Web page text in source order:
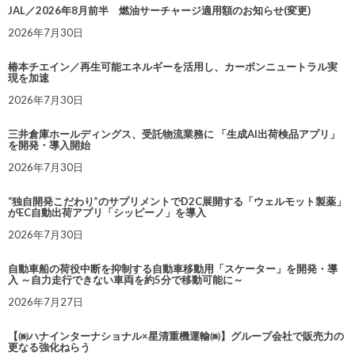
JAL／2026年8月前半 燃油サーチャージ適用額のお知らせ(変更)
2026年7月30日
椿本チエイン／再生可能エネルギーを活用し、カーボンニュートラル実
現を加速
2026年7月30日
三井倉庫ホールディングス、受託物流業務に 「生成AI出荷検品アプリ」
を開発・導入開始
2026年7月30日
“独自開発こだわり”のサプリメントでD2C展開する「ウェルモット製薬」
がEC自動出荷アプリ「シッピーノ」を導入
2026年7月30日
自動車船の荷役中断を抑制する自動車移動用「スケーター」を開発・導
入 ～自力走行できない車両を約5分で移動可能に～
2026年7月27日
【㈱ハナインターナショナル×星清重機運輸㈱】グループ会社で販売力の
更なる強化ねらう